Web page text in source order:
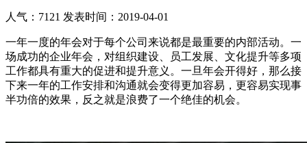
人气：7121 发表时间：2019-04-01
一年一度的年会对于每个公司来说都是最重要的内部活动。一
场成功的企业年会，对组织建设、员工发展、文化提升等多项
工作都具有重大的促进和提升意义。一旦年会开得好，那么接
下来一年的工作安排和沟通就会变得更加容易，更容易实现事
半功倍的效果，反之就是浪费了一个绝佳的机会。